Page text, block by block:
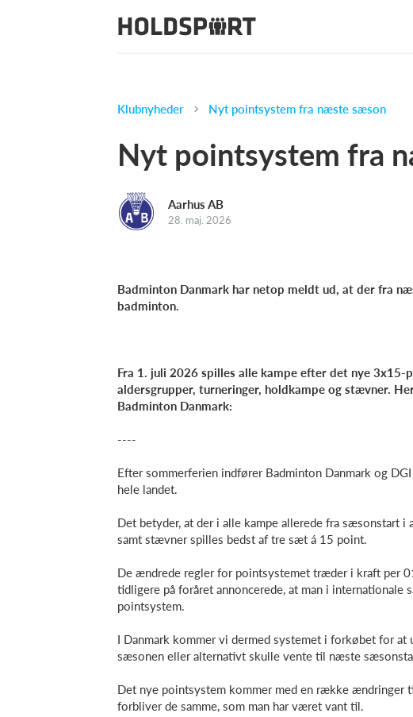
Klubnyheder Nyt pointsystem fra næste sæson
Nyt pointsystem fra
Aarhus AB
28. maj. 2026
Badminton Danmark har netop meldt ud, at der fra
badminton.
Fra 1. juli 2026 spilles alle kampe efter det nye
aldersgrupper, turneringer, holdkampe og stævner.
Badminton Danmark:
----
Efter sommerferien indfører Badminton Danmark og
hele landet.
Det betyder, at der i alle kampe allerede fra sæsonstart
samt stævner spilles bedst af tre sæt á 15 point.
De ændrede regler for pointsystemet træder i kraft per
tidligere på foråret annoncerede, at man i
pointsystem.
I Danmark kommer vi dermed systemet i forkøbet for
sæsonen eller alternativt skulle vente til næste
Det nye pointsystem kommer med en række ændringer
forbliver de samme, som man har været vant til.